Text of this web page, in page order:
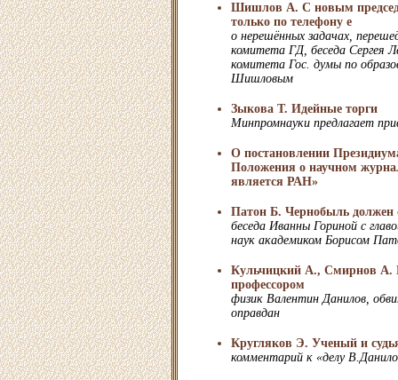
Шишлов А. С новым
только по телефону е
о нерешённых задачах,
комитета ГД, беседа Сергея
комитета Гос. думы по
Шишловым
Зыкова Т. Идейные торги
Минпромнауки предлагает
О постановлении
Положения о научном
является РАН»
Патон Б. Чернобыль должен
беседа Иванны Гориной с
наук академиком Борисом
Кульчицкий А., Смирнов А.
профессором
физик Валентин Данилов,
оправдан
Кругляков Э. Ученый и
комментарий к «делу